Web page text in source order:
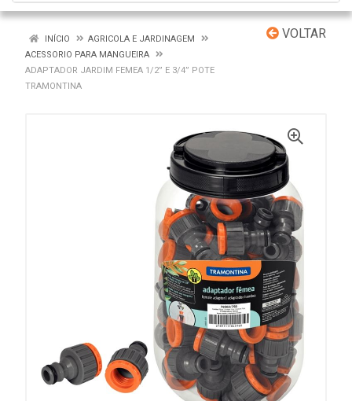
VOLTAR
INÍCIO
AGRICOLA E JARDINAGEM
ACESSORIO PARA MANGUEIRA
ADAPTADOR JARDIM FEMEA 1/2” E 3/4” POTE
TRAMONTINA